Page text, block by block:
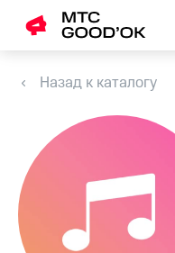
Назад к каталогу